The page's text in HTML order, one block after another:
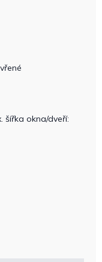
šířka okna/dveří: